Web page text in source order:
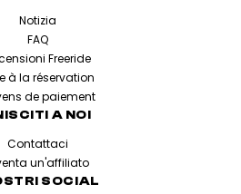
Notizia
FAQ
Freeride
à la réservation
de paiement
A NOI
Contattaci
un'affiliato
SOCIAL